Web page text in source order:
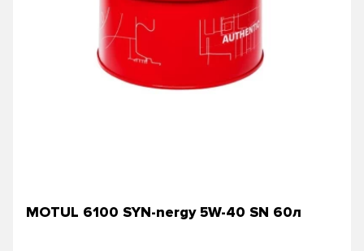
MOTUL 6100 SYN-nergy 5W-40 SN 60л